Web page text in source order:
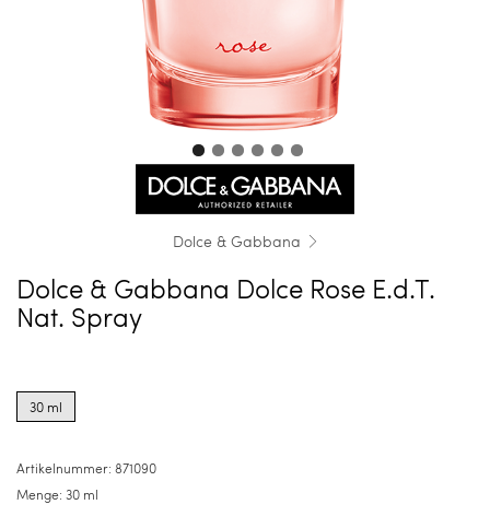
Dolce & Gabbana
Dolce & Gabbana Dolce Rose E.d.T.
Nat. Spray
options
for30 ml
Artikelnummer: 871090
Menge: 30 ml